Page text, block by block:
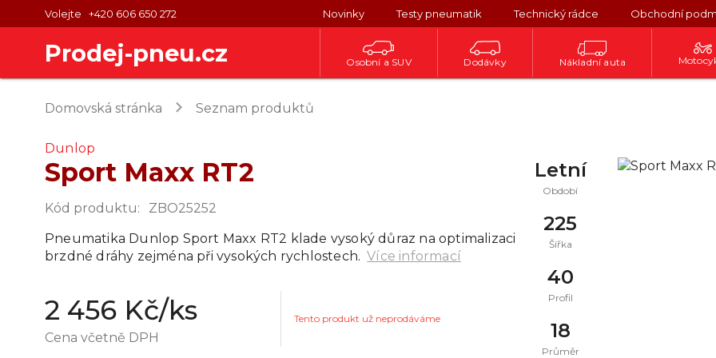
Volejte +420 606 650 272 Novinky Testy pneumatik Technický rádce Obchodní
Prodej-pneu.cz Osobní a SUV Dodávky Nákladní auta
Domovská stránka keyboard_arrow_right Seznam produktů
Dunlop
Sport Maxx RT2
Kód produktu:
ZBO25252
Pneumatika Dunlop Sport Maxx RT2 klade vysoký důraz na optimalizaci
brzdné dráhy zejména při vysokých rychlostech. Více informací
2 456 Kč/ks
Cena včetně DPH
Tento produkt už neprodáváme
Letní
Období
225
Šířka
40
Profil
18
Průměr